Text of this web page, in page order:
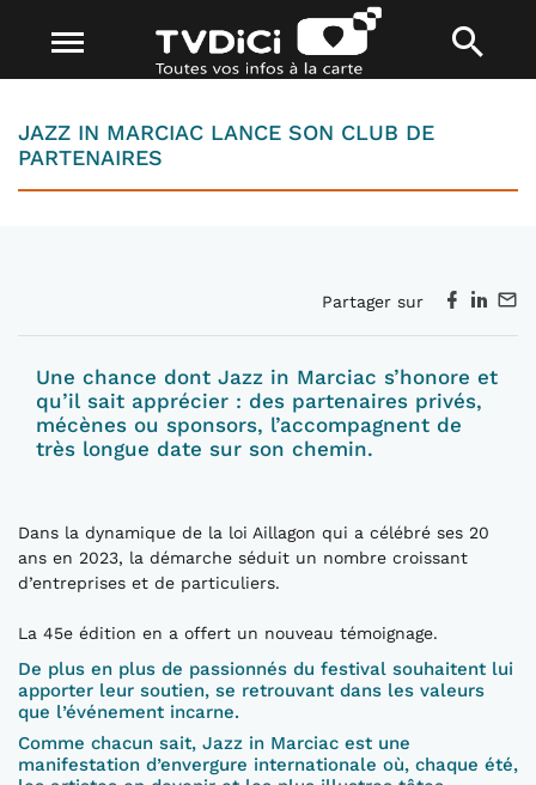
JAZZ IN MARCIAC LANCE SON CLUB DE
PARTENAIRES
Partager sur
Une chance dont Jazz in Marciac s’honore et
qu’il sait apprécier : des partenaires privés,
mécènes ou sponsors, l’accompagnent de
très longue date sur son chemin.
Dans la dynamique de la loi Aillagon qui a célébré ses 20
ans en 2023, la démarche séduit un nombre croissant
d’entreprises et de particuliers.
La 45e édition en a offert un nouveau témoignage.
De plus en plus de passionnés du festival souhaitent lui
apporter leur soutien, se retrouvant dans les valeurs
que l’événement incarne.
Comme chacun sait, Jazz in Marciac est une
manifestation d’envergure internationale où, chaque été,